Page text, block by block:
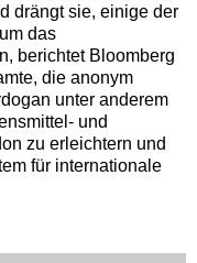
drängt sie, einige der
das
berichtet Bloomberg
die anonym
unter anderem
und
zu erleichtern und
für internationale